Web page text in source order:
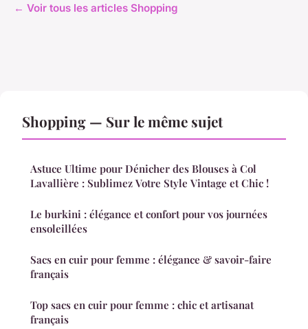
← Voir tous les articles Shopping
Shopping — Sur le même sujet
Astuce Ultime pour Dénicher des Blouses à Col
Lavallière : Sublimez Votre Style Vintage et Chic !
Le burkini : élégance et confort pour vos journées
ensoleillées
Sacs en cuir pour femme : élégance & savoir-faire
français
Top sacs en cuir pour femme : chic et artisanat
français